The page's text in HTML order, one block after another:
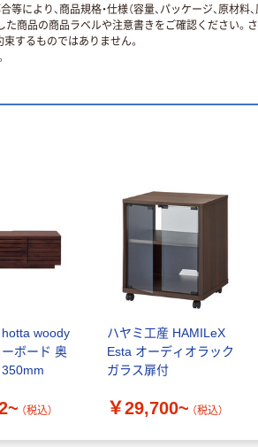
より、商品規格・仕様（容量、パッケージ、原材
商品の商品ラベルや注意書きをご確認ください。
束するものではありません。
woody
ボード 奥
（税込）
ハヤミ工産 HAMILeX
Esta オーディオラック
ガラス扉付
￥29,700~ （税込）